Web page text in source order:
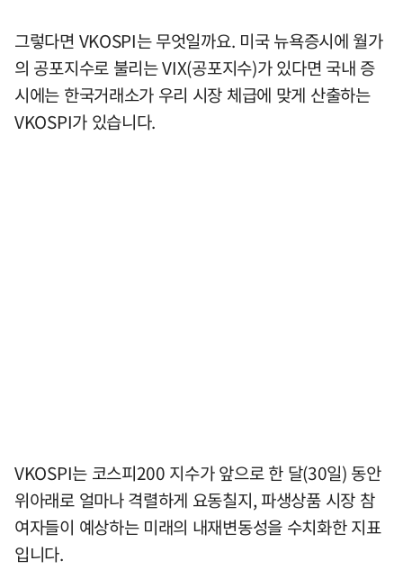
그렇다면 VKOSPI는 무엇일까요. 미국 뉴욕증시에 월가
의 공포지수로 불리는 VIX(공포지수)가 있다면 국내 증
시에는 한국거래소가 우리 시장 체급에 맞게 산출하는
VKOSPI가 있습니다.
VKOSPI는 코스피200 지수가 앞으로 한 달(30일) 동안
위아래로 얼마나 격렬하게 요동칠지, 파생상품 시장 참
여자들이 예상하는 미래의 내재변동성을 수치화한 지표
입니다.